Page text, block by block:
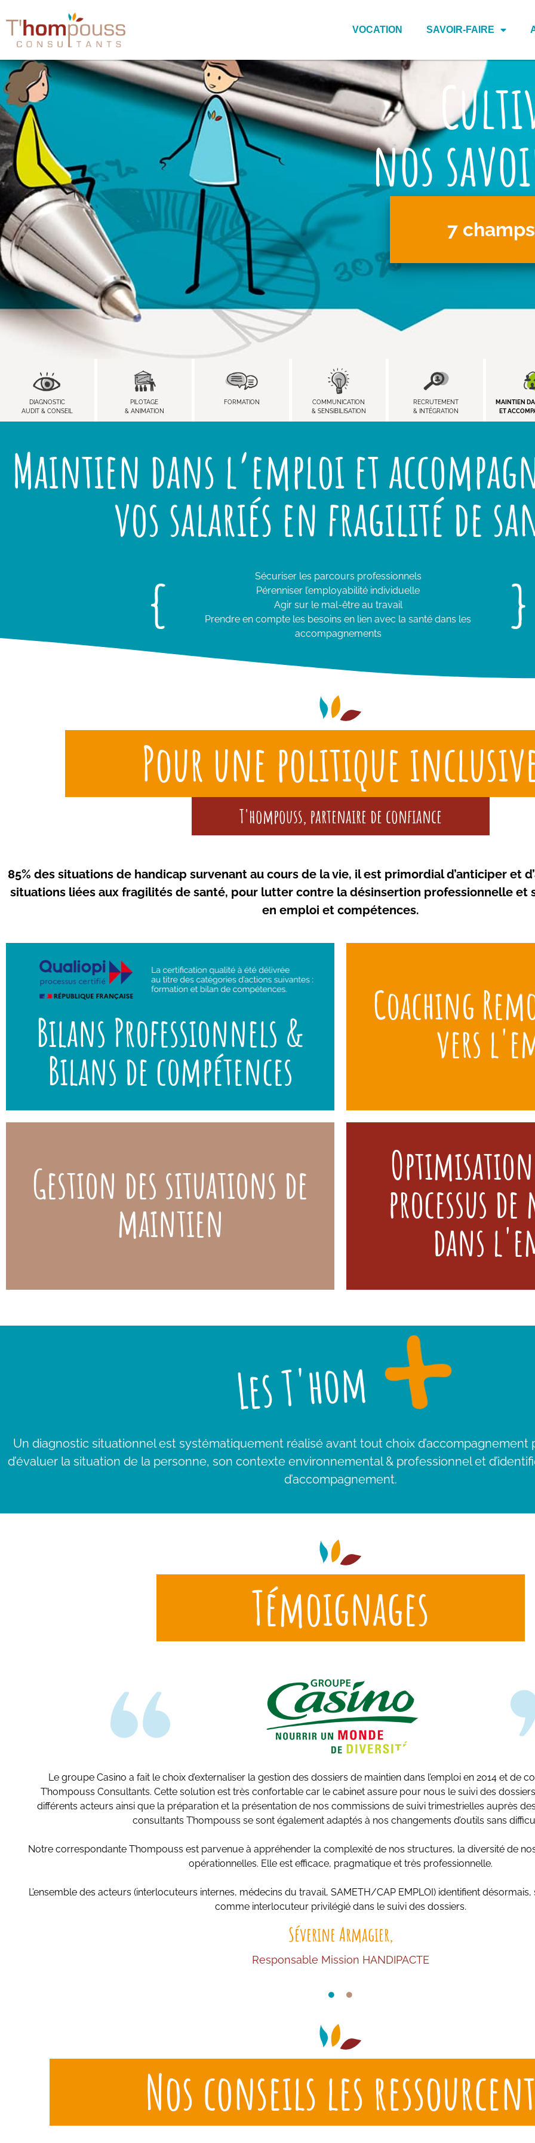
VOCATION SAVOIR-FAIRE
nos
7
DIAGNOSTIC
AUDIT & CONSEIL
PILOTAGE
& ANIMATION
FORMATION
COMMUNICATION
& SENSIBILISATION
RECRUTEMENT
& INTÉGRATION
MAINTIEN
ET
Maintien dans l’emploi et
vos salariés en fragilité de
{
Sécuriser les parcours professionnels
Pérenniser l’employabilité individuelle
Agir sur le mal-être au travail
Prendre en compte les besoins en lien avec la santé dans les
accompagnements
}
Pour une politique
T'hompouss, partenaire de confiance
85% des situations de handicap survenant au cours de la vie, il est primordial d’anticiper et
situations liées aux fragilités de santé, pour lutter contre la désinsertion professionnelle et
en emploi et compétences.
Bilans Professionnels &
Bilans de compétences
Une expertise du handicap qui permet d’accompagner le
professionnel réaliste
en lien
l’éco-système dans lequel il évoluera.
Voir notre document PDF
Coaching
vers
personnalisées au regard de la
coach spécialiste du handicap au
le collaborateur à trouver ses
Découvrez nos
Gestion des situations de
maintien
Un dispositif complet et des réponses au cas par cas
: prise en
charge du signalement, analyse et diagnostic, recherche & mise
en œuvre de solutions, coordination des intervenants et
prestataires, suivi et évaluation.
processus
dans
Un appui conseil pour
pratiques, de l’accompagnement
maladie au suivi des
professionnalisation de vos
désinsertion professionnelle
Les T'hom+
Un diagnostic situationnel est systématiquement réalisé avant tout choix d’accompagnement
d’évaluer la situation de la personne, son contexte environnemental & professionnel et
d’accompagnement.
Témoignages
Le groupe Casino a fait le choix d’externaliser la gestion des dossiers de maintien dans l’emploi en 2014 et de
T’hompouss Consultants. Cette solution est très confortable car le cabinet assure pour nous le suivi des
différents acteurs ainsi que la préparation et la présentation de nos commissions de suivi trimestrielles auprès
consultants T’hompouss se sont également adaptés à nos changements d’outils sans
Notre correspondante T’hompouss est parvenue à appréhender la complexité de nos structures, la diversité de
opérationnelles. Elle est efficace, pragmatique et très professionnelle.
L’ensemble des acteurs (interlocuteurs internes, médecins du travail, SAMETH/CAP EMPLOI) identifient désormais,
comme interlocuteur privilégié dans le suivi des dossiers.
Séverine Armagier,
Responsable Mission HANDIPACTE
Nos conseils les ressourcent